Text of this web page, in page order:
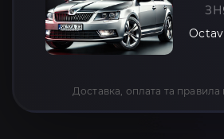
Доставка, оплата та